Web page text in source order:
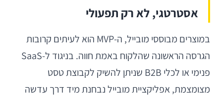
אסטרטגי, לא רק תפעולי
במוצרים מבוססי מובייל, ה-MVP הוא לעיתים קרובות
הגרסה הראשונה שהלקוח באמת חווה. בניגוד ל-SaaS
פנימי או לכלי B2B שניתן להשיק לקבוצת טסט
מצומצמת, אפליקציית מובייל נבחנת מיד דרך עדשה